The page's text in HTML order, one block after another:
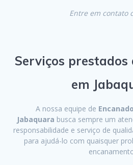
Entre em contato
Serviços prestados
em
A nossa equipe de
Jabaquara busca sempre um
responsabilidade e serviço de
para ajudá-lo com quaisquer